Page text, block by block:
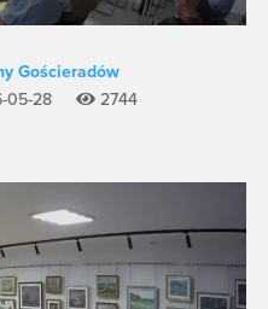
Gościeradów
05-28
2744